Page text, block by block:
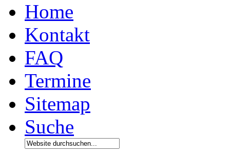
Home
Kontakt
FAQ
Termine
Sitemap
Suche